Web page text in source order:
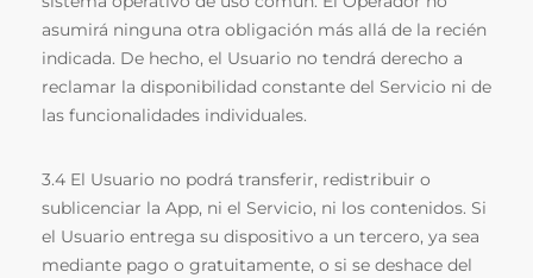
asumirá ninguna otra obligación más allá de la recién
indicada. De hecho, el Usuario no tendrá derecho a
reclamar la disponibilidad constante del Servicio ni de
las funcionalidades individuales.
3.4 El Usuario no podrá transferir, redistribuir o
sublicenciar la App, ni el Servicio, ni los contenidos. Si
el Usuario entrega su dispositivo a un tercero, ya sea
mediante pago o gratuitamente, o si se deshace del